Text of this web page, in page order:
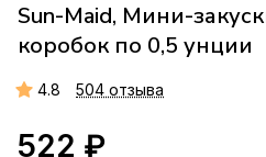
Sun-Maid, Мини-
коробок по 0,5 унции
4.8 504 отзыва
522 ₽